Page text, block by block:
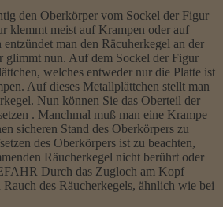
den Oberkörper vom Sockel der Figur
klemmt meist auf Krampen oder auf
man den Räcuherkegel an der
glimmt nun. Auf dem Sockel der Figur
welches entweder nur die Platte ist
Auf dieses Metallplättchen stellt man
Nun können Sie das Oberteil der
. Manchmal muß man eine Krampe
sicheren Stand des Oberkörpers zu
des Oberkörpers ist zu beachten,
Räucherkegel nicht berührt oder
Durch das Zugloch am Kopf
des Räucherkegels, ähnlich wie bei